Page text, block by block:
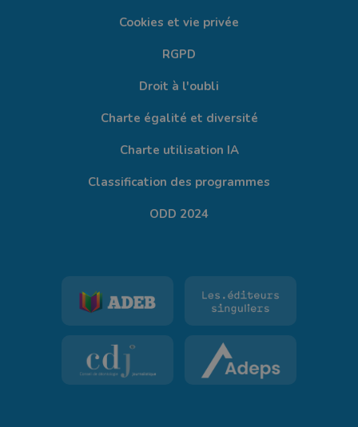
Cookies et vie privée
RGPD
Droit à l'oubli
Charte égalité et diversité
Charte utilisation IA
Classification des programmes
ODD 2024